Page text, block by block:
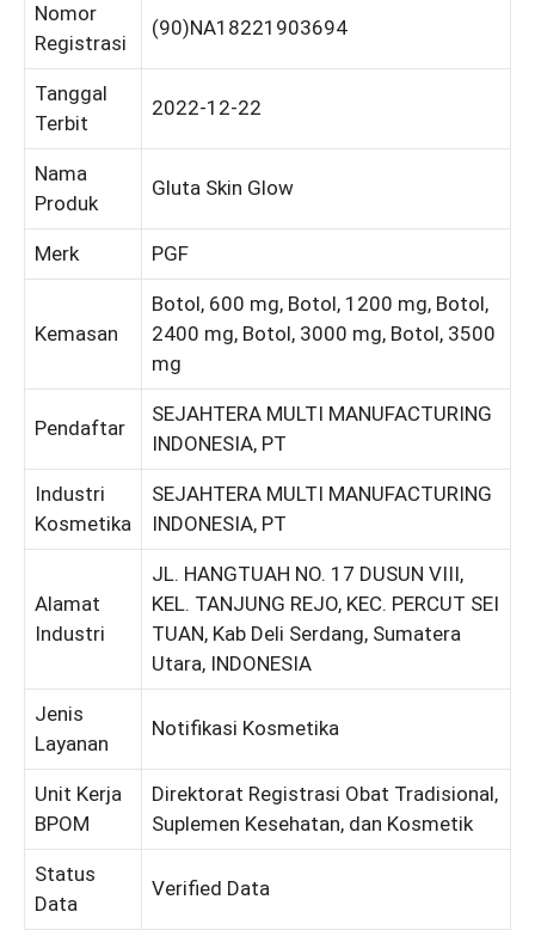
Nomor
Registrasi
(90)NA18221903694
Tanggal
Terbit
2022-12-22
Nama
Produk
Gluta Skin Glow
Merk PGF
Kemasan
Botol, 600 mg, Botol, 1200 mg, Botol,
2400 mg, Botol, 3000 mg, Botol, 3500
mg
Pendaftar
SEJAHTERA MULTI MANUFACTURING
INDONESIA, PT
Industri
Kosmetika
SEJAHTERA MULTI MANUFACTURING
INDONESIA, PT
Alamat
Industri
JL. HANGTUAH NO. 17 DUSUN VIII,
KEL. TANJUNG REJO, KEC. PERCUT SEI
TUAN, Kab Deli Serdang, Sumatera
Utara, INDONESIA
Jenis
Layanan
Notifikasi Kosmetika
Unit Kerja
BPOM
Direktorat Registrasi Obat Tradisional,
Suplemen Kesehatan, dan Kosmetik
Status
Data
Verified Data